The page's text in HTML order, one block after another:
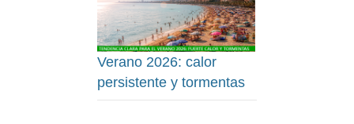
Verano 2026: calor
persistente y tormentas